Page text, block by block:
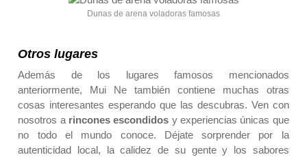
Dunas de arena voladoras famosas
Otros lugares
Además de los lugares famosos mencionados
anteriormente, Mui Ne también contiene muchas otras
cosas interesantes esperando que las descubras. Ven con
nosotros a rincones escondidos y experiencias únicas que
no todo el mundo conoce. Déjate sorprender por la
autenticidad local, la calidez de su gente y los sabores